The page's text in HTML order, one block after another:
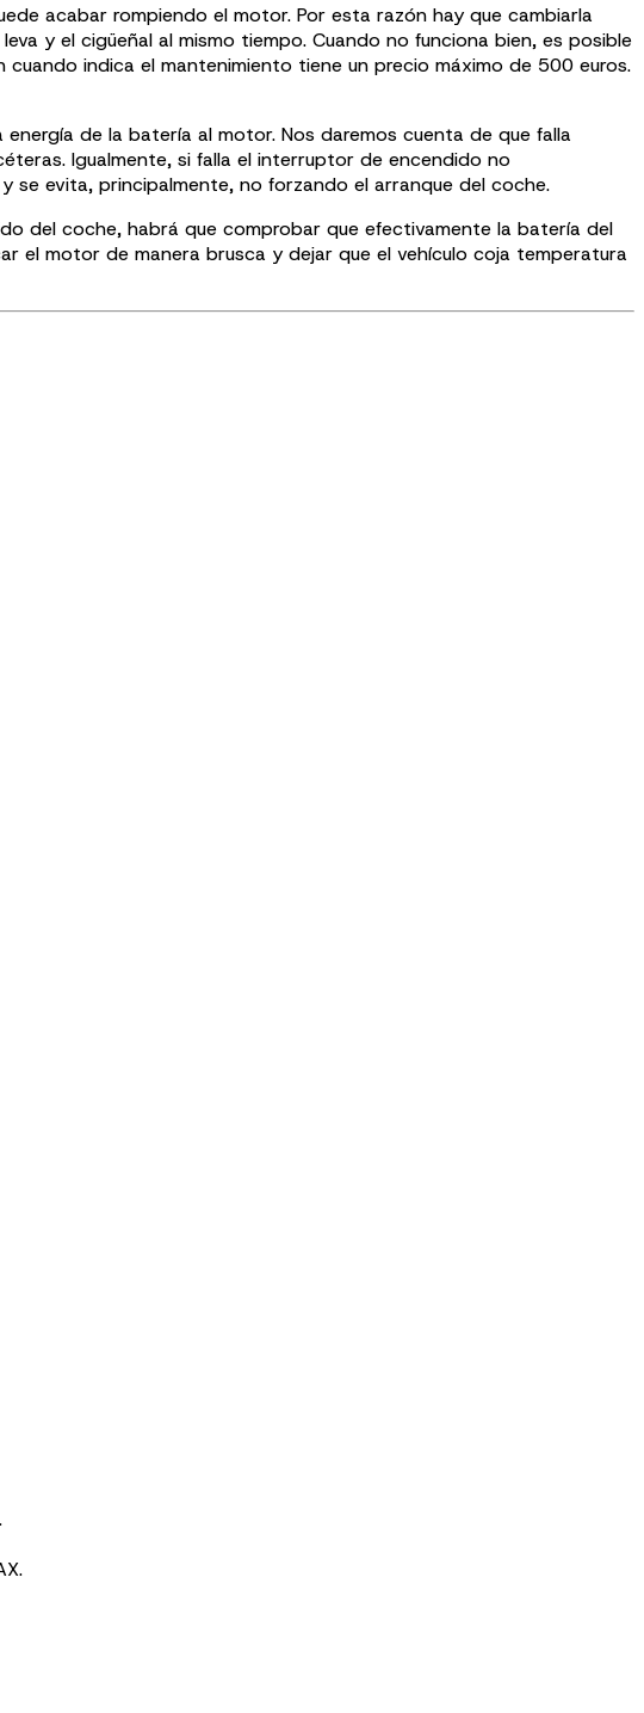
acabar rompiendo el motor. Por esta razón hay que cambiarla
y el cigüeñal al mismo tiempo. Cuando no funciona bien, es posible
indica el mantenimiento tiene un precio máximo de 500 euros.
de la batería al motor. Nos daremos cuenta de que falla
Igualmente, si falla el interruptor de encendido no
se evita, principalmente, no forzando el arranque del coche.
del coche, habrá que comprobar que efectivamente la batería del
el motor de manera brusca y dejar que el vehículo coja temperatura